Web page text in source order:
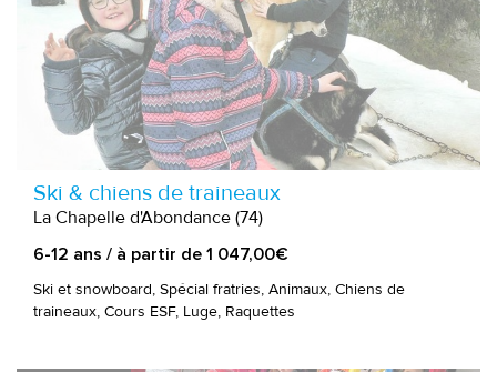
Ski & chiens de traineaux
La Chapelle d'Abondance (74)
6-12 ans / à partir de 1 047,00€
Ski et snowboard, Spécial fratries, Animaux, Chiens de
traineaux, Cours ESF, Luge, Raquettes